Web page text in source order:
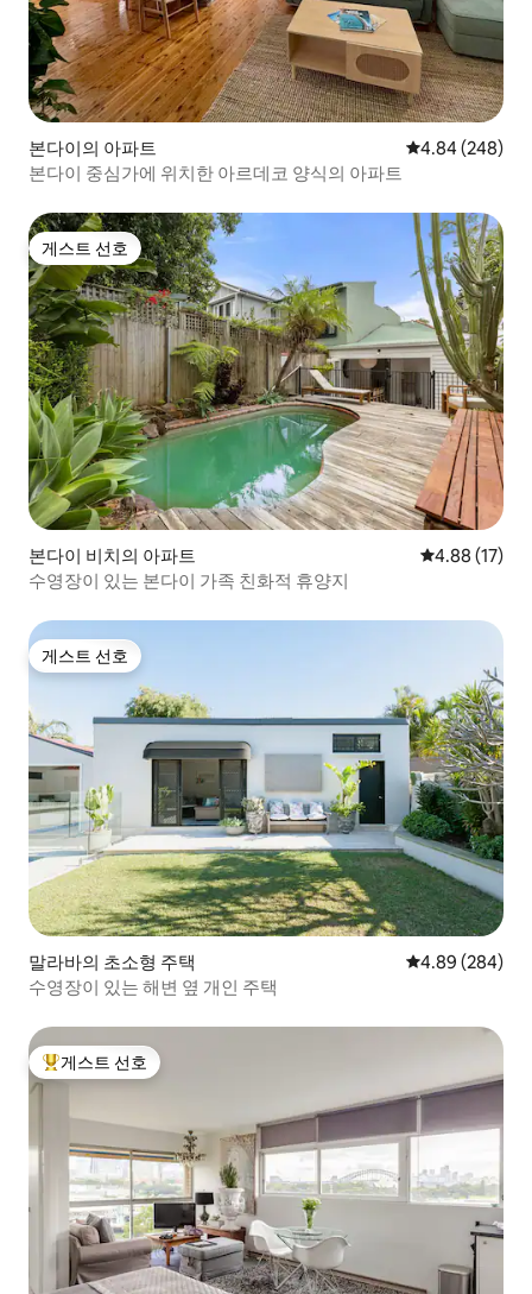
본다이의 아파트 평점 4.84점(5
4.84 (248)
본다이 중심가에 위치한 아르데코 양식의 아파트
게스트 선호
게스트 선호
본다이 비치의 아파트 평점 4.88점
4.88 (17)
수영장이 있는 본다이 가족 친화적 휴양지
게스트 선호
게스트 선호
말라바의 초소형 주택 평점 4.89점(5
4.89 (284)
수영장이 있는 해변 옆 개인 주택
상위 게스트 선호
게스트 선호